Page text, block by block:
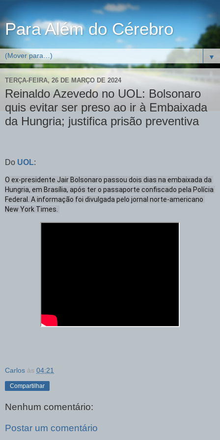
Para Além do Cérebro
▼
TERÇA-FEIRA, 26 DE MARÇO DE 2024
Reinaldo Azevedo no UOL: Bolsonaro
quis evitar ser preso ao ir à Embaixada
da Hungria; justifica prisão preventiva
Do UOL:
O ex-presidente Jair Bolsonaro passou dois dias na embaixada da
Hungria, em Brasília, após ter o passaporte confiscado pela Polícia
Federal. A informação foi divulgada pelo jornal norte-americano
New York Times.
Carlos às 04:21
Compartilhar
Nenhum comentário:
Postar um comentário